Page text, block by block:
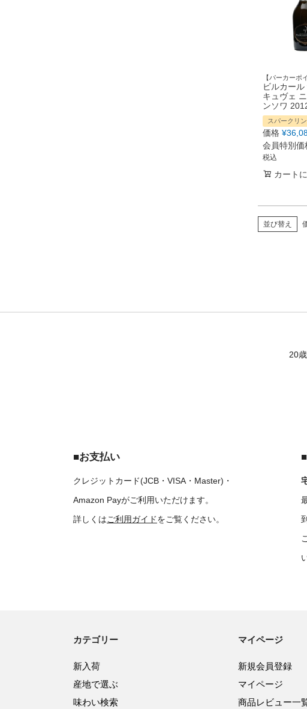
【パーカーポ
ビルカー
キュヴェ
ンソワ
スパークリ
価格 ¥
会員特別価
税込
カート
並び替え
20
■お支払い
クレジットカード(JCB・VISA・Master)・
Amazon Payがご利用いただけます。
詳しくはご利用ガイドをご覧ください。
カテゴリー
新入荷
産地で選ぶ
味わい検索
マイページ
新規会員登録
マイページ
商品レビュー一